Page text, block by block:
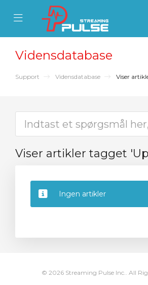
Mobile Menu
Mobile Menu
Vidensdatabase
Support Vidensdatabase Viser
Viser artikler tagget
Ingen artikler
© 2026 Streaming Pulse Inc.. All